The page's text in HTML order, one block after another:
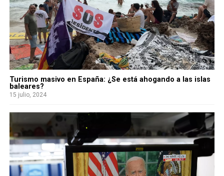
Turismo masivo en España: ¿Se está ahogando a las islas
baleares?
15 julio, 2024